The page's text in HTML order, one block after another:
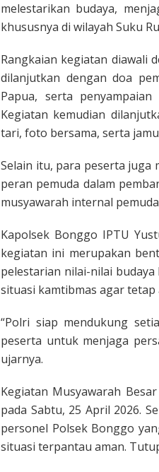
melestarikan budaya,
khususnya di wilayah Suku
Rangkaian kegiatan diawali
dilanjutkan dengan doa
Papua, serta
Kegiatan kemudian
tari, foto bersama, serta
Selain itu, para peserta juga
peran pemuda dalam
musyawarah internal
Kapolsek Bonggo IPTU
kegiatan ini merupakan
pelestarian nilai-nilai
situasi kamtibmas agar
“Polri siap mendukung
peserta untuk menjaga
ujarnya.
Kegiatan Musyawarah
pada Sabtu, 25 April 2026.
personel Polsek Bonggo
situasi terpantau aman.